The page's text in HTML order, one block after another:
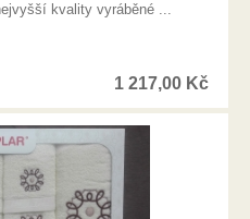
kvality vyráběné ...
1 217,00 Kč